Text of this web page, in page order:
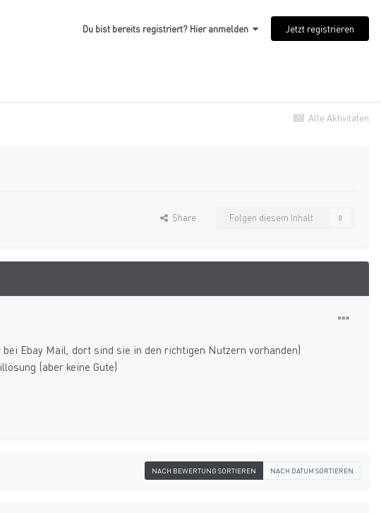
Du bist bereits registriert? Hier anmelden Jetzt registrieren
Alle Aktivitäten
Share Folgen diesem Inhalt 0
Ebay Mail, dort sind sie in den richtigen Nutzern vorhanden)
(aber keine Gute)
NACH BEWERTUNG SORTIEREN NACH DATUM SORTIEREN